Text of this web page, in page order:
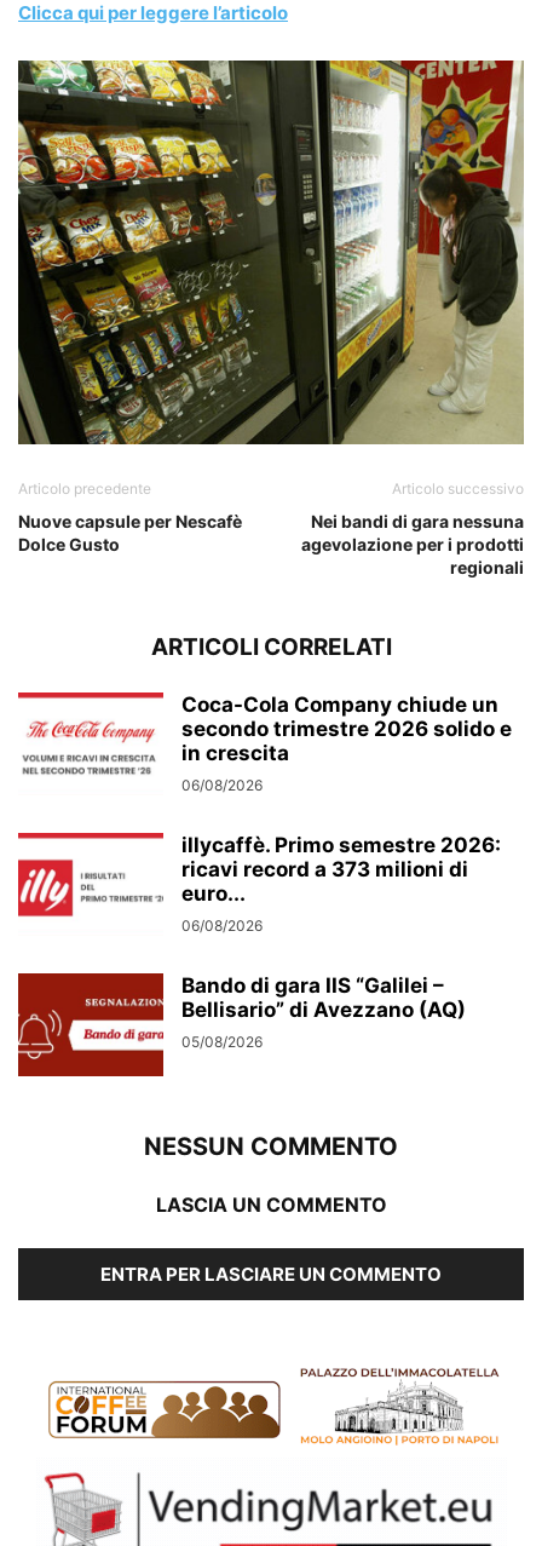
Clicca qui per leggere l’articolo
Articolo precedente
Nuove capsule per Nescafè
Dolce Gusto
Articolo successivo
Nei bandi di gara nessuna
agevolazione per i prodotti
regionali
ARTICOLI CORRELATI
Coca-Cola Company chiude un
secondo trimestre 2026 solido e
in crescita
06/08/2026
illycaffè. Primo semestre 2026:
ricavi record a 373 milioni di
euro...
06/08/2026
Bando di gara IIS “Galilei –
Bellisario” di Avezzano (AQ)
05/08/2026
NESSUN COMMENTO
LASCIA UN COMMENTO
ENTRA PER LASCIARE UN COMMENTO